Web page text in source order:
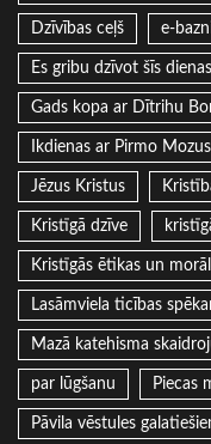
Dzīvības ceļš e-
Es gribu dzīvot šīs
Gads kopa ar Dītrihu
Ikdienas ar Pirmo
Jēzus Kristus
Kristīgā dzīve
Kristīgās ētikas un
Lasāmviela ticības
Mazā katehisma
par lūgšanu Piecas
Pāvila vēstules